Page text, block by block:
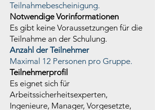
Teilnahmebescheinigung.
Notwendige Vorinformationen
Es gibt keine Voraussetzungen für die
Teilnahme an der Schulung.
Anzahl der Teilnehmer
Maximal 12 Personen pro Gruppe.
Teilnehmerprofil
Es eignet sich für
Arbeitssicherheitsexperten,
Ingenieure, Manager, Vorgesetzte,